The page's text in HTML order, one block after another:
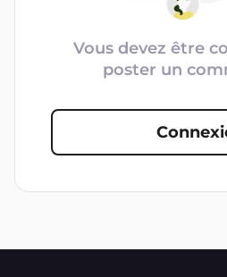
Vous devez être
poster un